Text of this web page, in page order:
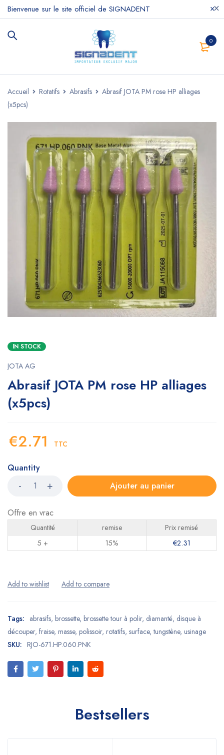
Bienvenue sur le site officiel de SIGNADENT
0
Accueil Rotatifs Abrasifs
Abrasif JOTA PM rose HP alliages
(x5pcs)
IN STOCK
JOTA AG
Abrasif JOTA PM rose HP alliages
(x5pcs)
€2.71 TTC
Quantity
Ajouter au panier
Offre en vrac
Quantité remise
Prix remisé
5 +
15% €2.31
Tags: abrasifs, brossette, brossette tour à polir, diamanté, disque à
découper, fraise, masse, polissoir, rotatifs, surface,tungstène, usinage
SKU: RJO-671.HP.060.PNK
Bestsellers